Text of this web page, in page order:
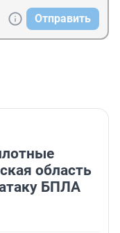
Отправить
область
БПЛА